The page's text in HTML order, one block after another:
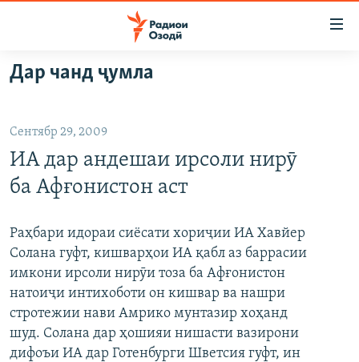
Ҷаҳиш
ба
аслӣ
ба
феҳристи
Ҷаҳиш
ба
ГӮШАҲО
ҶОМЕА
ҚАЗИЯИ "КРОКУС"
ОСИЁИ МАРКАЗӢ
ФАРҲАНГ
МЕҲМОНИ ОЗОДӢ
ВАРЗИШ
РӮЗГОРИ МУҲОҶИР
САЛОМ, ХОҲАР
ТАҲҚИҚОТ
ҶАНГ ДАР УКРАИНА
НАЗАРИ МАРДУМ
БЛОГИСТОН
ОЗОДӢ ОНЛАЙН
ЧАНДРАСОНАӢ
ВИДЕО
НИГОРИСТОН
РӮЙХАТҲО
КИТОБҲОИ ОЗОДӢ
Дар чанд ҷумла
Сентябр 29, 2009
ИА дар андешаи ирсоли нирӯ
ба Афғонистон аст
Раҳбари идораи сиёсати хориҷии ИА Хавйер
Солана гуфт, кишварҳои ИА қабл аз баррасии
имкони ирсоли нирӯи тоза ба Афғонистон
натоиҷи интихоботи он кишвар ва нашри
стротежии нави Амрико мунтазир хоҳанд
шуд. Солана дар ҳошияи нишасти вазирони
дифоъи ИА дар Готенбурги Шветсия гуфт, ин